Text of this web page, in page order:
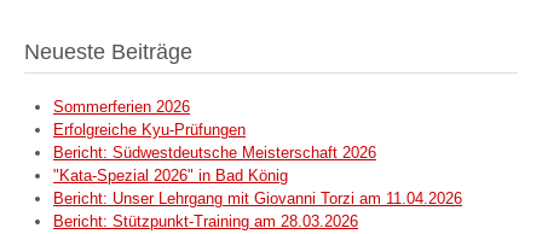
Neueste Beiträge
Sommerferien 2026
Erfolgreiche Kyu-Prüfungen
Bericht: Südwestdeutsche Meisterschaft 2026
"Kata-Spezial 2026" in Bad König
Bericht: Unser Lehrgang mit Giovanni Torzi am 11.04.2026
Bericht: Stützpunkt-Training am 28.03.2026